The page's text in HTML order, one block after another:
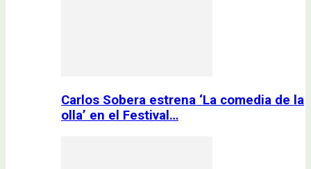
Carlos Sobera estrena ‘La comedia de la
olla’ en el Festival…